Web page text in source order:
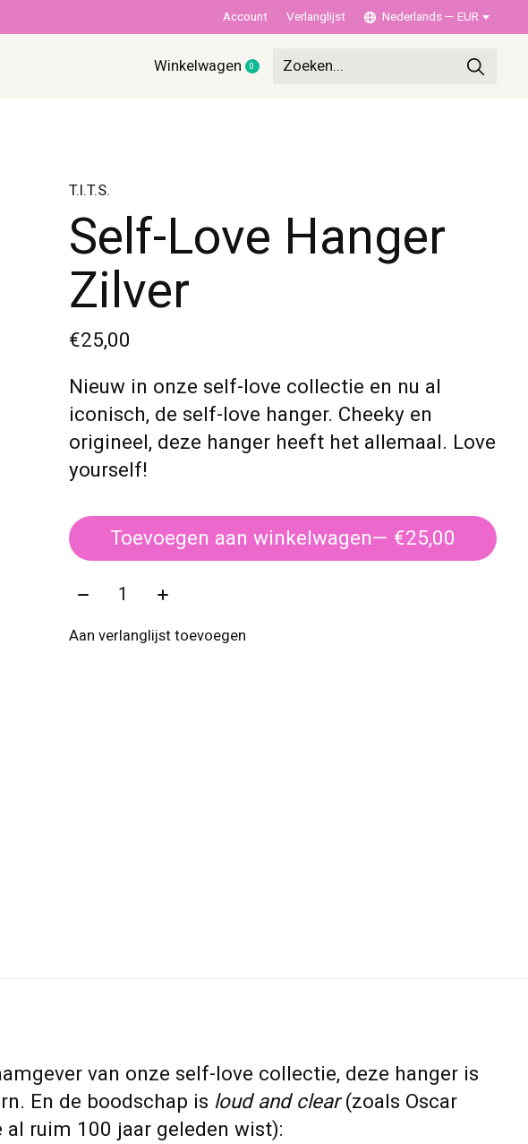
Account Verlanglijst Nederlands — EUR
Winkelwagen 0items
T.I.T.S.
Self-Love Hanger
Zilver
€25,00
Nieuw in onze self-love collectie en nu al
iconisch, de self-love hanger. Cheeky en
origineel, deze hanger heeft het allemaal. Love
yourself!
Toevoegen aan winkelwagen
— €25,00
Aantal:
Aan verlanglijst toevoegen
van onze self-love collectie, deze hanger is
En de boodschap is loud and clear(zoals Oscar
al ruim 100 jaar geleden wist):